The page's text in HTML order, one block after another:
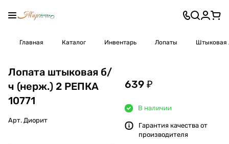
Главная Каталог Инвентарь Лопаты Штыковая
Лопата штыковая б/
ч (нерж.) 2 РЕПКА
10771
Арт. Диорит
639 ₽
В наличии
Гарантия качества от
производителя